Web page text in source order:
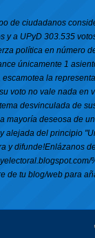
de ciudadanos
a UPyD 303.535
política en número
únicamente 1
la
voto no vale nada en
desvinculada de
deseosa de
del principio
y difunde!Enlázanos
de tu blog/web para